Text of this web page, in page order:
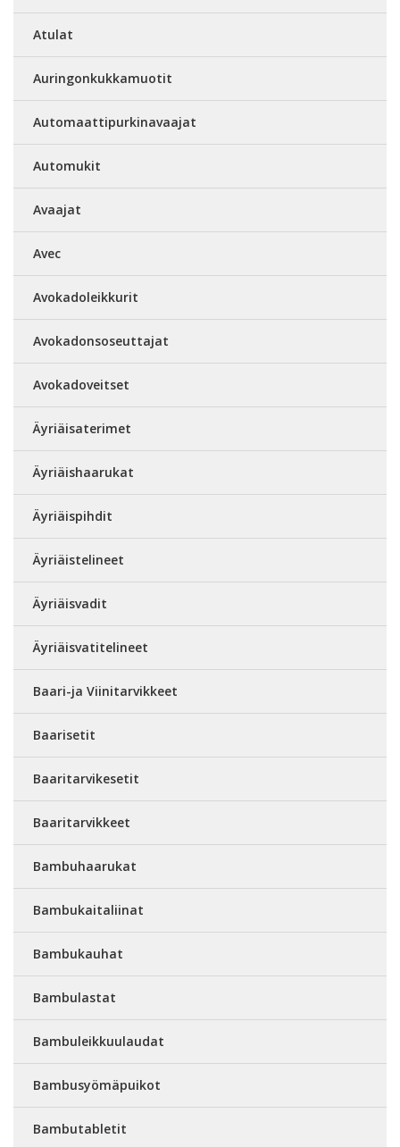
Atulat
Auringonkukkamuotit
Automaattipurkinavaajat
Automukit
Avaajat
Avec
Avokadoleikkurit
Avokadonsoseuttajat
Avokadoveitset
Äyriäisaterimet
Äyriäishaarukat
Äyriäispihdit
Äyriäistelineet
Äyriäisvadit
Äyriäisvatitelineet
Baari-ja Viinitarvikkeet
Baarisetit
Baaritarvikesetit
Baaritarvikkeet
Bambuhaarukat
Bambukaitaliinat
Bambukauhat
Bambulastat
Bambuleikkuulaudat
Bambusyömäpuikot
Bambutabletit